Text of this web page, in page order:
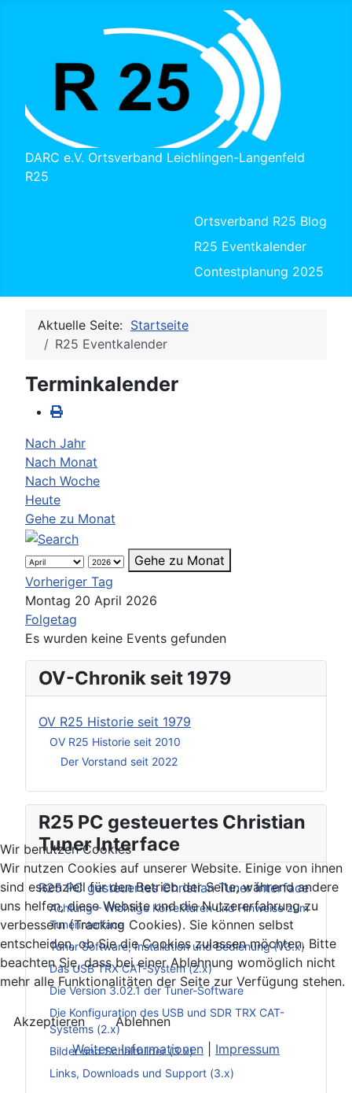
DARC e.V. Ortsverband Leichlingen-Langenfeld
R25
Ortsverband R25 Blog
R25 Eventkalender
Contestplanung 2025
OV-Chronik seit 1979
OV R25 Historie seit 1979
OV R25 Historie seit 2010
Der Vorstand seit 2022
R25 PC gesteuertes Christian
Tuner Interface
R25 PC gesteuertes Christian Tuner Interface
Achtung – Wichtige Korrekturen und Hinweise zum
Tunerinterface
Tuner Software, Installation und Bedienung (V3.x)
Das USB TRX CAT-System (2.x)
Die Version 3.02.1 der Tuner-Software
Die Konfiguration des USB und SDR TRX CAT-
Systems (2.x)
Bilder und Schaltbilder (3.x)
Links, Downloads und Support (3.x)
Aktuelle Seite: Startseite
R25 Eventkalender
Terminkalender
Nach Jahr
Nach Monat
Nach Woche
Heute
Gehe zu Monat
Gehe zu Monat
Vorheriger Tag
Montag 20 April 2026
Folgetag
Es wurden keine Events gefunden
Wir benutzen Cookies
Wir nutzen Cookies auf unserer Website. Einige von ihnen
sind essenziell für den Betrieb der Seite, während andere
uns helfen, diese Website und die Nutzererfahrung zu
verbessern (Tracking Cookies). Sie können selbst
entscheiden, ob Sie die Cookies zulassen möchten. Bitte
beachten Sie, dass bei einer Ablehnung womöglich nicht
mehr alle Funktionalitäten der Seite zur Verfügung stehen.
Akzeptieren
Ablehnen
Weitere Informationen
Impressum